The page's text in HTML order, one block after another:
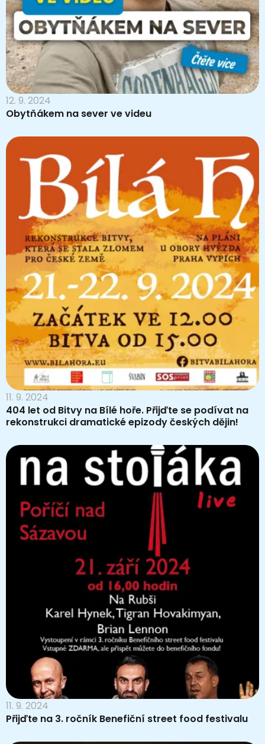
12. 9. 2024
Obytňákem na sever ve videu
11. 9. 2024
404 let od Bitvy na Bílé hoře. Přijďte se podívat na
rekonstrukci dramatické epizody českých dějin!
11. 9. 2024
Přijďte na 3. ročník Benefiční street food festivalu